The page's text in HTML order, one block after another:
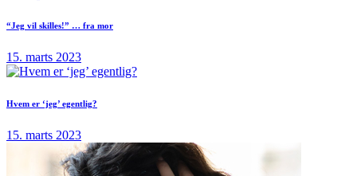
“Jeg vil skilles!” … fra mor
15. marts 2023
Hvem er ‘jeg’ egentlig?
15. marts 2023